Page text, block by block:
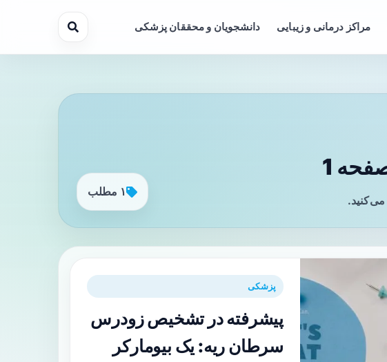
مراکز درمانی و زیبایی دانشجویان و محققان پزشکی
۱ مطلب
پزشکی
پیشرفته در تشخیص زودرس
سرطان ریه: یک بیومارکر